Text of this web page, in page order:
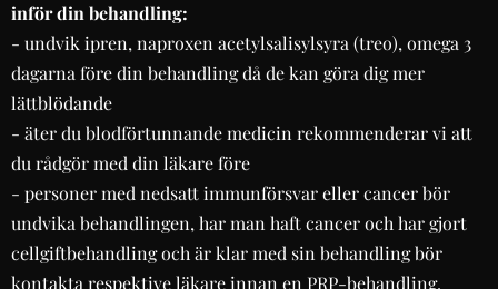
inför din behandling:
- undvik ipren, naproxen acetylsalisylsyra (treo), omega 3
dagarna före din behandling då de kan göra dig mer
lättblödande
- äter du blodförtunnande medicin rekommenderar vi att
du rådgör med din läkare före
- personer med nedsatt immunförsvar eller cancer bör
undvika behandlingen, har man haft cancer och har gjort
cellgiftbehandling och är klar med sin behandling bör
kontakta respektive läkare innan en PRP-behandling.